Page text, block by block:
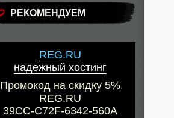
РЕКОМЕНДУЕМ
REG.RU
надежный хостинг
Промокод на скидку 5%
REG.RU
39CC-C72F-6342-560A